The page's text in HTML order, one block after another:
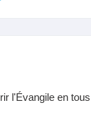
l'Évangile en